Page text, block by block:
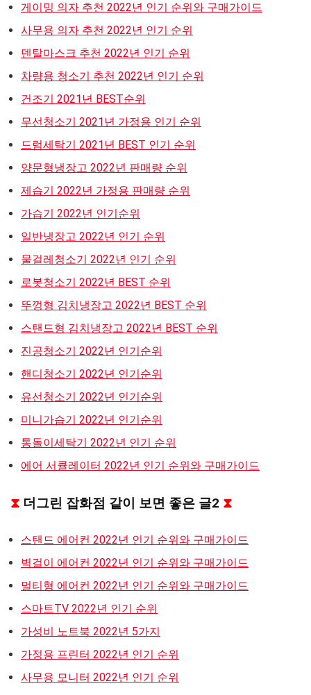
게이밍 의자 추천 2022년 인기 순위와 구매가이드
사무용 의자 추천 2022년 인기 순위
덴탈마스크 추천 2022년 인기 순위
차량용 청소기 추천 2022년 인기 순위
건조기 2021년 BEST순위
무선청소기 2021년 가정용 인기 순위
드럼세탁기 2021년 BEST 인기 순위
양문형냉장고 2022년 판매량 순위
제습기 2022년 가정용 판매량 순위
가습기 2022년 인기순위
일반냉장고 2022년 인기 순위
물걸레청소기 2022년 인기 순위
로봇청소기 2022년 BEST 순위
뚜껑형 김치냉장고 2022년 BEST 순위
스탠드형 김치냉장고 2022년 BEST 순위
진공청소기 2022년 인기순위
핸디청소기 2022년 인기순위
유선청소기 2022년 인기순위
미니가습기 2022년 인기순위
통돌이세탁기 2022년 인기 순위
에어 서큘레이터 2022년 인기 순위와 구매가이드
⧗ 더그린 잡화점 같이 보면 좋은 글2 ⧗
스탠드 에어컨 2022년 인기 순위와 구매가이드
벽걸이 에어컨 2022년 인기 순위와 구매가이드
멀티형 에어컨 2022년 인기 순위와 구매가이드
스마트TV 2022년 인기 순위
가성비 노트북 2022년 5가지
가정용 프린터 2022년 인기 순위
사무용 모니터 2022년 인기 순위